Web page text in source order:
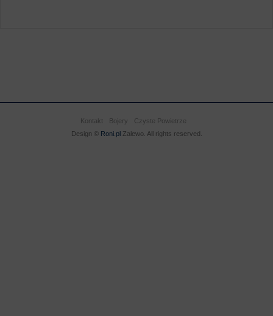
Kontakt Bojery
Czyste Powietrze
Design © Roni.plZalewo. All rights reserved.